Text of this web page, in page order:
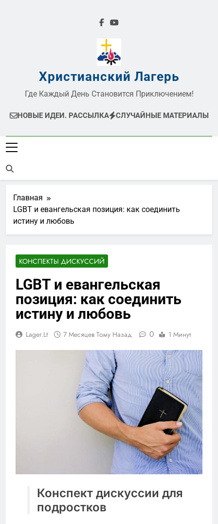
Христианский Лагерь
Где Каждый День Становится Приключением!
НОВЫЕ ИДЕИ. РАССЫЛКА СЛУЧАЙНЫЕ МАТЕРИАЛЫ
Главная
LGBT и евангельская позиция: как соединить
истину и любовь
КОНСПЕКТЫ ДИСКУССИЙ
LGBT и евангельская
позиция: как соединить
истину и любовь
Lager.lt 7 Месяцев Тому Назад 0 1 Минут
Конспект дискуссии для
подростков